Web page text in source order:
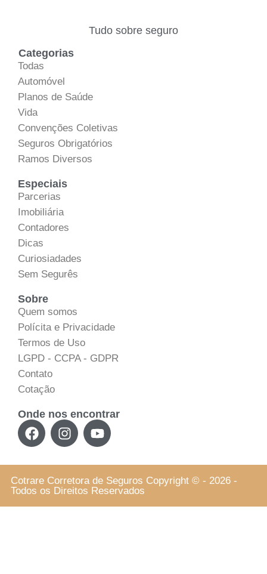
Tudo sobre seguro
Categorias
Todas
Automóvel
Planos de Saúde
Vida
Convenções Coletivas
Seguros Obrigatórios
Ramos Diversos
Especiais
Parcerias
Imobiliária
Contadores
Dicas
Curiosiadades
Sem Segurês
Sobre
Quem somos
Polícita e Privacidade
Termos de Uso
LGPD - CCPA - GDPR
Contato
Cotação
Onde nos encontrar
Cotrare Corretora de Seguros Copyright © - 2026 -
Todos os Direitos Reservados